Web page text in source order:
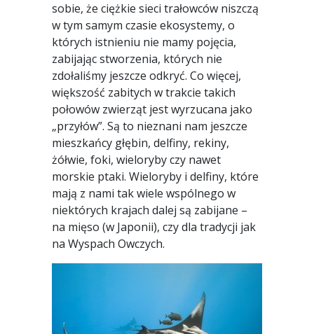
sobie, że ciężkie sieci trałowców niszczą
w tym samym czasie ekosystemy, o
których istnieniu nie mamy pojęcia,
zabijając stworzenia, których nie
zdołaliśmy jeszcze odkryć. Co więcej,
większość zabitych w trakcie takich
połowów zwierząt jest wyrzucana jako
„przyłów”. Są to nieznani nam jeszcze
mieszkańcy głębin, delfiny, rekiny,
żółwie, foki, wieloryby czy nawet
morskie ptaki. Wieloryby i delfiny, które
mają z nami tak wiele wspólnego w
niektórych krajach dalej są zabijane –
na mięso (w Japonii), czy dla tradycji jak
na Wyspach Owczych.